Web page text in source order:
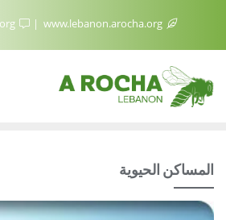
المساكن الحيوية